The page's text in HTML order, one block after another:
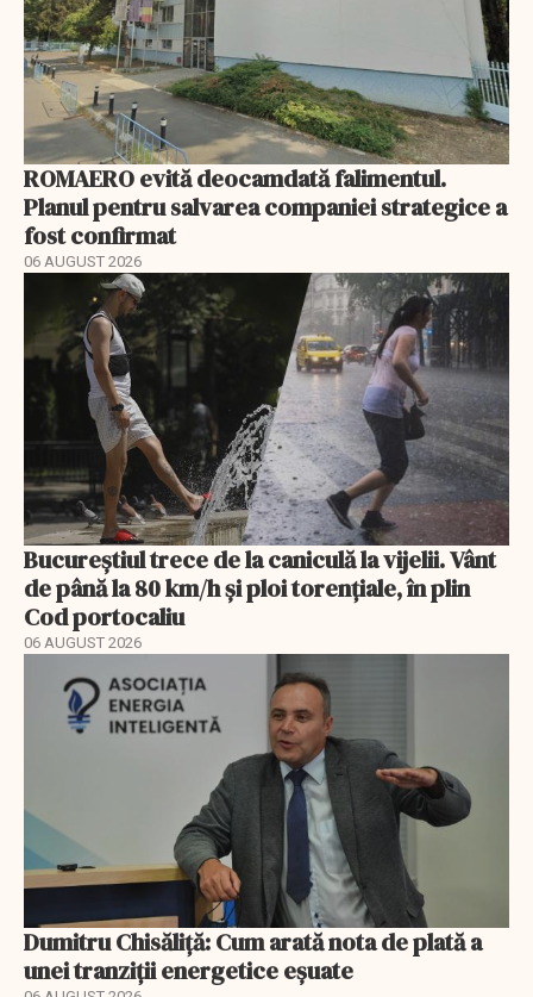
ROMAERO evită deocamdată falimentul.
Planul pentru salvarea companiei strategice a
fost confirmat
06 AUGUST 2026
Bucureștiul trece de la caniculă la vijelii. Vânt
de până la 80 km/h și ploi torențiale, în plin
Cod portocaliu
06 AUGUST 2026
Dumitru Chisăliță: Cum arată nota de plată a
unei tranziții energetice eșuate